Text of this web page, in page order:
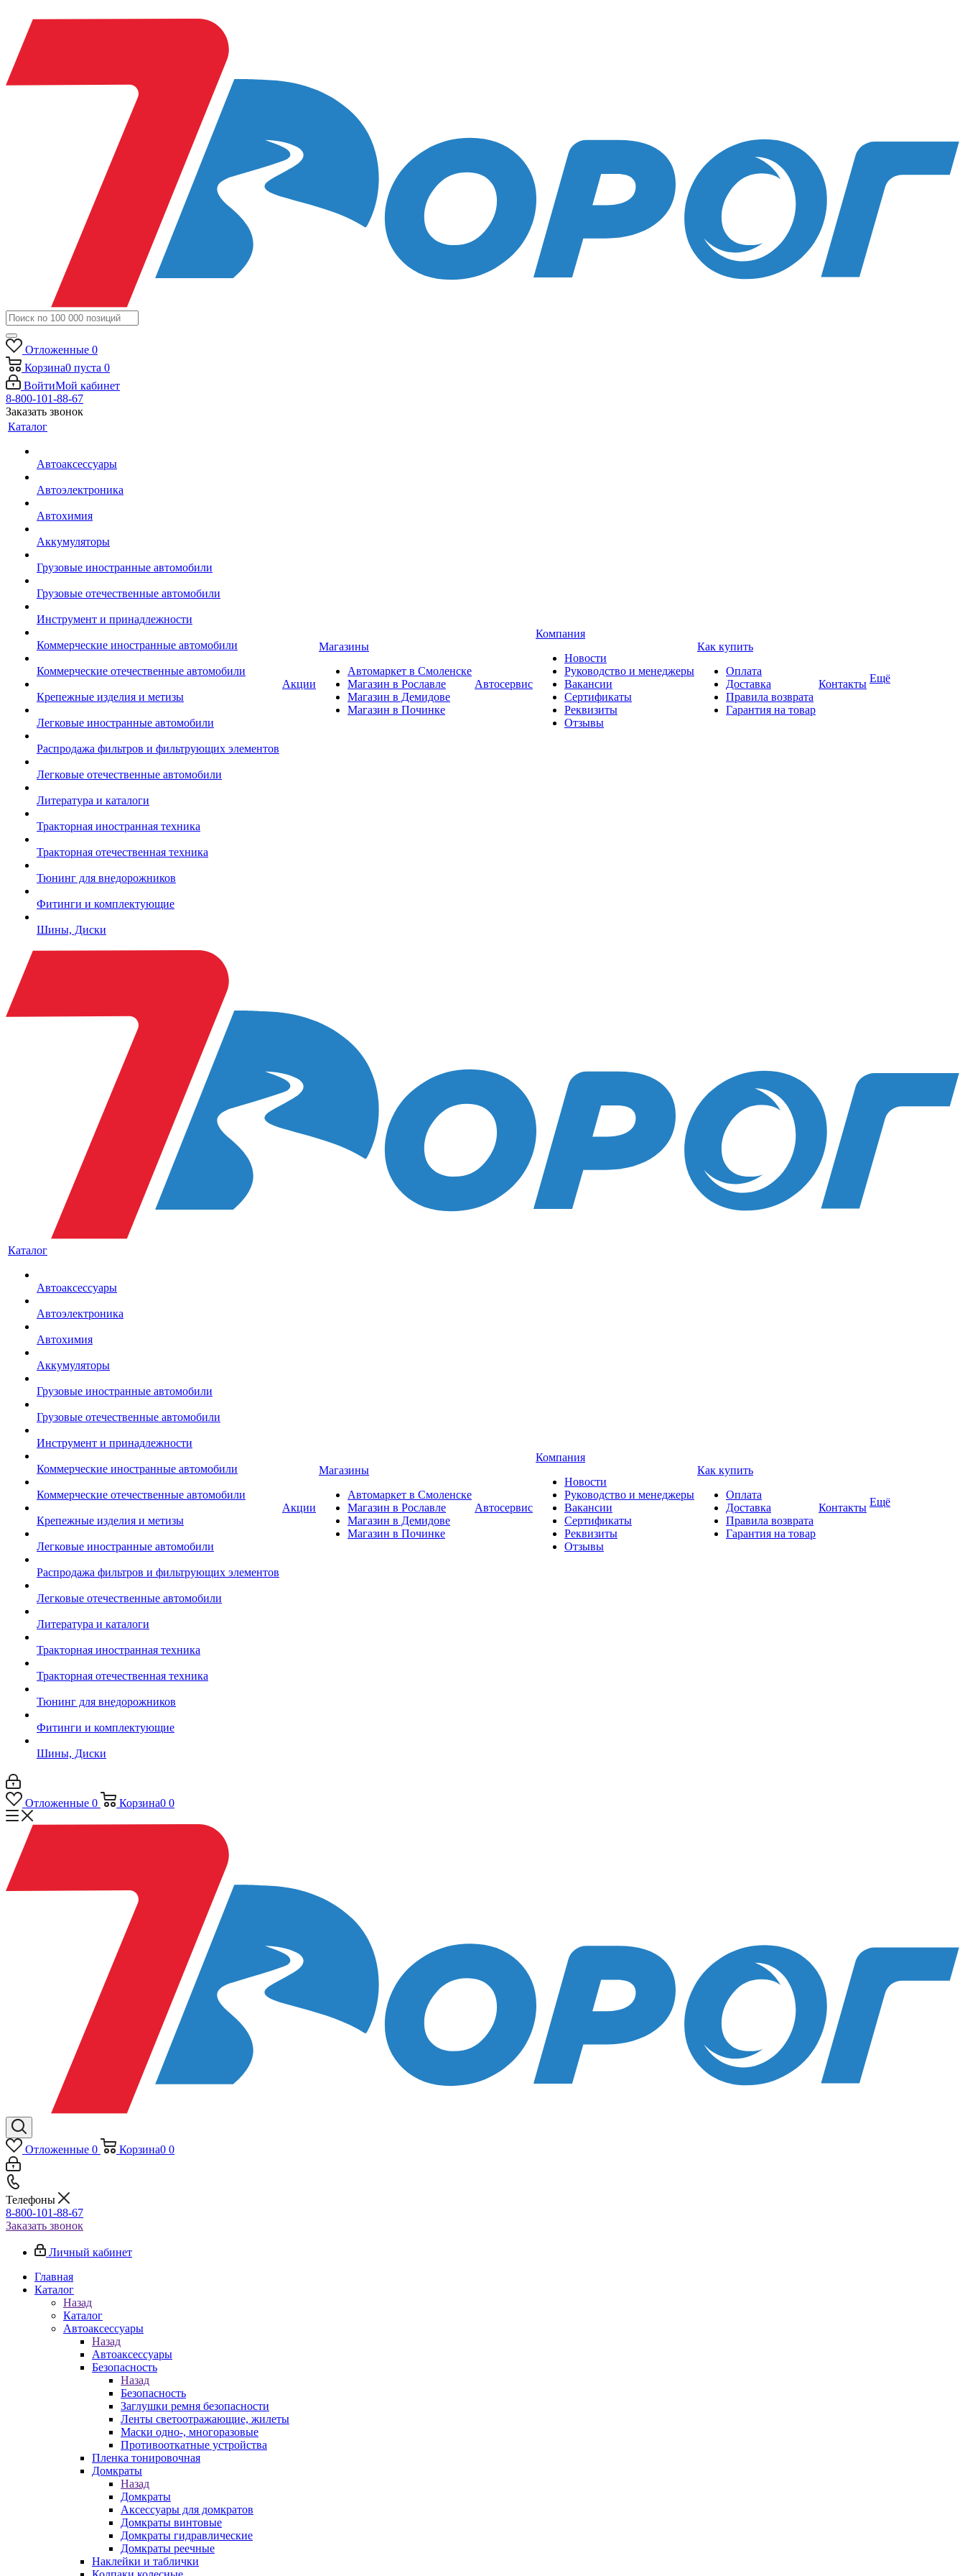
Отложенные 0
Корзина0 пуста 0
ВойтиМой кабинет
8-800-101-88-67
Заказать звонок
Каталог
Автоаксессуары
Автоэлектроника
Автохимия
Аккумуляторы
Грузовые иностранные автомобили
Грузовые отечественные автомобили
Инструмент и принадлежности
Коммерческие иностранные автомобили
Коммерческие отечественные автомобили
Крепежные изделия и метизы
Легковые иностранные автомобили
Распродажа фильтров и фильтрующих элементов
Легковые отечественные автомобили
Литература и каталоги
Тракторная иностранная техника
Тракторная отечественная техника
Тюнинг для внедорожников
Фитинги и комплектующие
Шины, Диски
Акции
Магазины
Автомаркет в Смоленске
Магазин в Рославле
Магазин в Демидове
Магазин в Починке
Автосервис
Компания
Новости
Руководство и менеджеры
Вакансии
Сертификаты
Реквизиты
Отзывы
Как купить
Оплата
Доставка
Правила возврата
Гарантия на товар
Контакты Ещё
Каталог
Автоаксессуары
Автоэлектроника
Автохимия
Аккумуляторы
Грузовые иностранные автомобили
Грузовые отечественные автомобили
Инструмент и принадлежности
Коммерческие иностранные автомобили
Коммерческие отечественные автомобили
Крепежные изделия и метизы
Легковые иностранные автомобили
Распродажа фильтров и фильтрующих элементов
Легковые отечественные автомобили
Литература и каталоги
Тракторная иностранная техника
Тракторная отечественная техника
Тюнинг для внедорожников
Фитинги и комплектующие
Шины, Диски
Акции
Магазины
Автомаркет в Смоленске
Магазин в Рославле
Магазин в Демидове
Магазин в Починке
Автосервис
Компания
Новости
Руководство и менеджеры
Вакансии
Сертификаты
Реквизиты
Отзывы
Как купить
Оплата
Доставка
Правила возврата
Гарантия на товар
Контакты Ещё
Отложенные 0 Корзина0 0
Отложенные 0 Корзина0 0
Телефоны
8-800-101-88-67
Заказать звонок
Личный кабинет
Главная
Каталог
Назад
Каталог
Автоаксессуары
Назад
Автоаксессуары
Безопасность
Назад
Безопасность
Заглушки ремня безопасности
Ленты светоотражающие, жилеты
Маски одно-, многоразовые
Противооткатные устройства
Пленка тонировочная
Домкраты
Назад
Домкраты
Аксессуары для домкратов
Домкраты винтовые
Домкраты гидравлические
Домкраты реечные
Наклейки и таблички